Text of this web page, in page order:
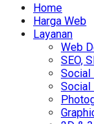
Home
Harga Web
Layanan
Web
SEO,
Social
Social